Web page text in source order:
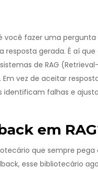
fazer uma pergunta
resposta gerada. É aí
de RAG
vez de aceitar
identificam falhas e
em
que sempre
esse bibliotecário